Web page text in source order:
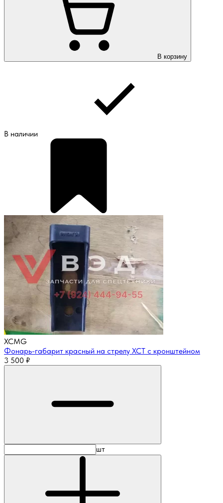
В корзину
В наличии
XCMG
Фонарь-габарит красный на стрелу XCT с кронштейном
3 500 ₽
шт